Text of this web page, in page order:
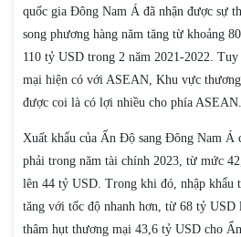
quốc gia Đông Nam Á đã nhận được sự
song phương hàng năm tăng từ khoảng
110 tỷ USD trong 2 năm 2021-2022.
mại hiện có với ASEAN, Khu vực
được coi là có lợi nhiều cho phía ASEAN.
Xuất khẩu của Ấn Độ sang Đông Nam Á
phải trong năm tài chính 2023, từ mức
lên 44 tỷ USD. Trong khi đó, nhập khẩu
tăng với tốc độ nhanh hơn, từ 68 tỷ USD
thâm hụt thương mại 43,6 tỷ USD cho